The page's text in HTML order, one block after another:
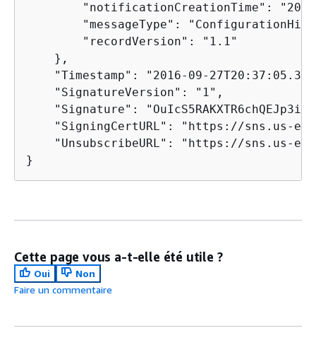
"notificationCreationTime":
"messageType":
        "recordVersion": "1.1"
    },
"Timestamp": "2016-09-
    "SignatureVersion": "1",
"Signature":
"SigningCertURL": "https://sns.us-
"UnsubscribeURL": "https://sns.us-
}
Cette page vous a-t-elle été utile ?
Oui
Non
Faire un commentaire